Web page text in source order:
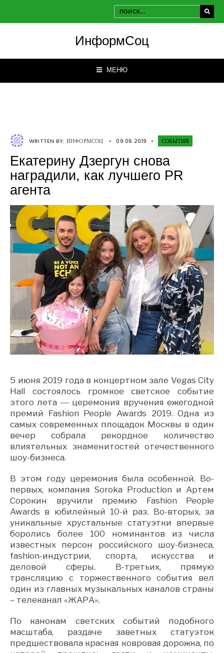
ИнформСоц
МЕНЮ
WRITTEN BY: ИНФОРМСОЦ • 09.06.2019 • СОБЫТИЯ
Екатерину Дзергун снова
наградили, как лучшего PR
агента
5 июня 2019 года в концертном зале Vegas City
Hall состоялось громкое светское событие
этого лета ― церемония вручения ежегодной
премий Fashion People Awards 2019. Одна из
самых современных площадок Москвы в один
вечер собрала рекордное количество
влиятельных знаменитостей отечественного
шоу-бизнеса.
В этом году церемония была особенной. Во-
первых, компания Soroka Production и Артем
Сорокин вручили премию Fashion People
Awards в юбилейный 10-й раз. Во-вторых, за
уникальные хрустальные статуэтки впервые
боролись более 100 номинантов из числа
известных персон российского шоу-бизнеса,
fashion-индустрии, спорта, искусства и
деловой сферы. В-третьих, прямую
трансляцию с торжественного события вел
один из главных музыкальных каналов страны
– телеканал «ЖАРА».
По канонам светских событий подобного
масштаба, раздаче заветных статуэток
предшествовала красная ковровая дорожка, по